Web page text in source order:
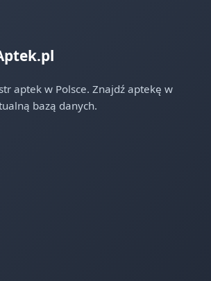
aptek w Polsce. Znajdź aptekę w
bazą danych.